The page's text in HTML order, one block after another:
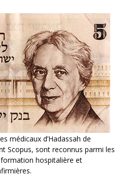
médicaux d’Hadassah de
Scopus, sont reconnus parmi les
hospitalière et